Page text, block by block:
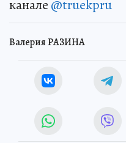
канале @truekpru
Валерия РАЗИНА